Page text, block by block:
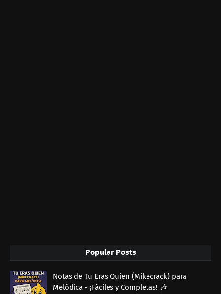
Popular Posts
Notas de Tu Eras Quien (Mikecrack) para
Melódica - ¡Fáciles y Completas! 🎶